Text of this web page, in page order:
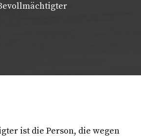
ist die Person, die wegen